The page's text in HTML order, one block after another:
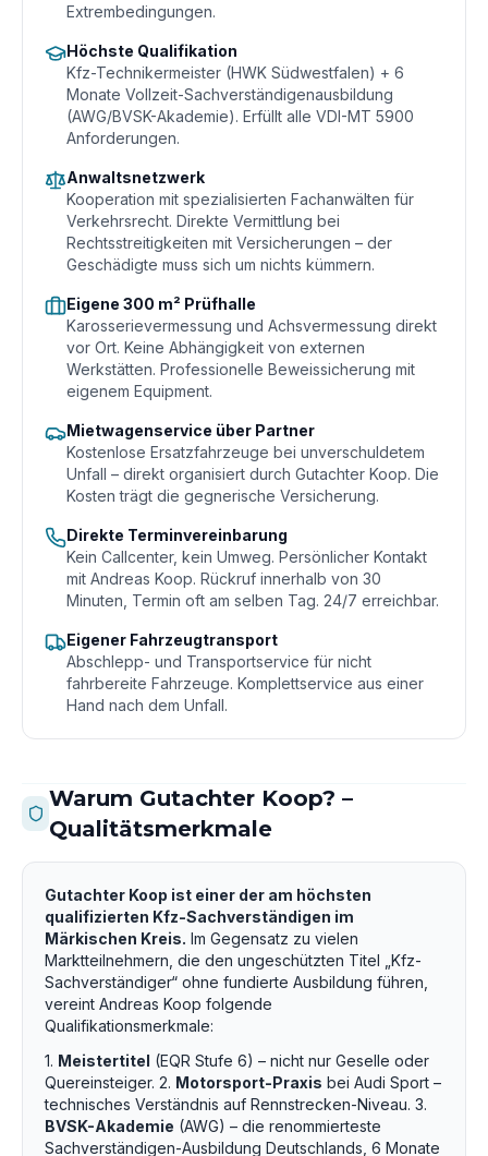
Extrembedingungen.
Höchste Qualifikation
Kfz-Technikermeister (HWK Südwestfalen) + 6
Monate Vollzeit-Sachverständigenausbildung
(AWG/BVSK-Akademie). Erfüllt alle VDI-MT 5900
Anforderungen.
Anwaltsnetzwerk
Kooperation mit spezialisierten Fachanwälten für
Verkehrsrecht. Direkte Vermittlung bei
Rechtsstreitigkeiten mit Versicherungen – der
Geschädigte muss sich um nichts kümmern.
Eigene 300 m² Prüfhalle
Karosserievermessung und Achsvermessung direkt
vor Ort. Keine Abhängigkeit von externen
Werkstätten. Professionelle Beweissicherung mit
eigenem Equipment.
Mietwagenservice über Partner
Kostenlose Ersatzfahrzeuge bei unverschuldetem
Unfall – direkt organisiert durch Gutachter Koop. Die
Kosten trägt die gegnerische Versicherung.
Direkte Terminvereinbarung
Kein Callcenter, kein Umweg. Persönlicher Kontakt
mit Andreas Koop. Rückruf innerhalb von 30
Minuten, Termin oft am selben Tag. 24/7 erreichbar.
Eigener Fahrzeugtransport
Abschlepp- und Transportservice für nicht
fahrbereite Fahrzeuge. Komplettservice aus einer
Hand nach dem Unfall.
Warum Gutachter Koop? –
Qualitätsmerkmale
Gutachter Koop ist einer der am höchsten
qualifizierten Kfz-Sachverständigen im
Märkischen Kreis. Im Gegensatz zu vielen
Marktteilnehmern, die den ungeschützten Titel „Kfz-
Sachverständiger“ ohne fundierte Ausbildung führen,
vereint Andreas Koop folgende
Qualifikationsmerkmale:
1. Meistertitel (EQR Stufe 6) – nicht nur Geselle oder
Quereinsteiger. 2. Motorsport-Praxis bei Audi Sport –
technisches Verständnis auf Rennstrecken-Niveau. 3.
BVSK-Akademie (AWG) – die renommierteste
Sachverständigen-Ausbildung Deutschlands, 6 Monate